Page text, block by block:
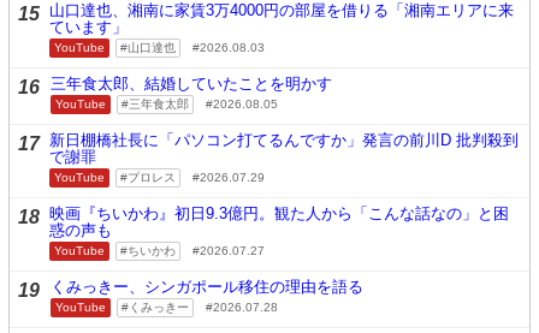
15 山口達也、湘南に家賃3万4000円の部屋を借りる「湘南エリアに来
ています」
YouTube 山口達也 2026.08.03
16 三年食太郎、結婚していたことを明かす
YouTube 三年食太郎 2026.08.05
17 新日棚橋社長に「パソコン打てるんですか」発言の前川D 批判殺到
で謝罪
YouTube プロレス 2026.07.29
18 映画『ちいかわ』初日9.3億円。観た人から「こんな話なの」と困
惑の声も
YouTube ちいかわ 2026.07.27
19 くみっきー、シンガポール移住の理由を語る
YouTube くみっきー 2026.07.28